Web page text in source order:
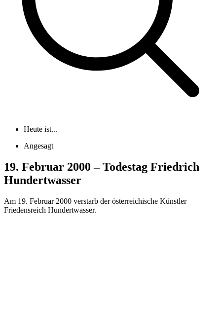
Heute ist...
Angesagt
19. Februar 2000 – Todestag Friedrich
Hundertwasser
Am 19. Februar 2000 verstarb der österreichische Künstler
Friedensreich Hundertwasser.